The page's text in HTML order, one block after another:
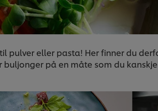
eller pasta! Her finner du
på en måte som du